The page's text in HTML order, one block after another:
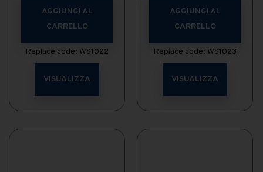
AGGIUNGI AL
CARRELLO
Replace code: WS1022
VISUALIZZA
AGGIUNGI AL
CARRELLO
Replace code: WS1023
VISUALIZZA